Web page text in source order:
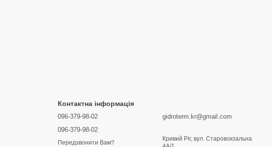
Контактна інформація
096-379-98-02
096-379-98-02
Передзвонити Вам?
gidroterm.kr@gmail.com
Кривий Ріг, вул. Старовокзальна